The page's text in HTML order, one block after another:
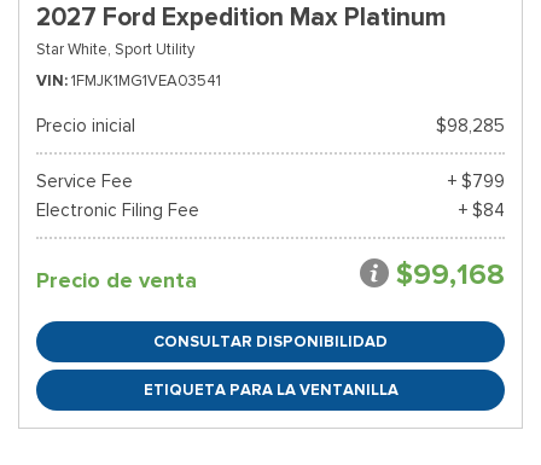
2027 Ford Expedition Max Platinum
Star White, Sport Utility
VIN 1FMJK1MG1VEA03541
Precio inicial $98,285
Service Fee
+ $799
Electronic Filing Fee
+ $84
Precio de venta $99,168
CONSULTAR DISPONIBILIDAD
ETIQUETA PARA LA VENTANILLA